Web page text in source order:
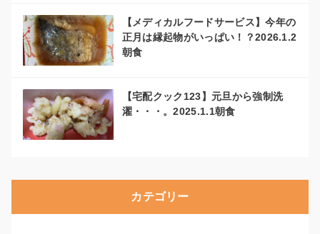
【メディカルフードサービス】今年の
正月は縁起物がいっぱい！？2026.1.2
朝食
【宅配クック123】元旦から強制洗
濯・・・。2025.1.1朝食
カテゴリー